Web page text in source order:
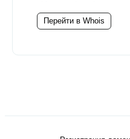
Перейти в Whois